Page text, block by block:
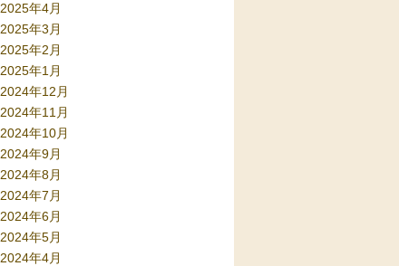
2025年4月
2025年3月
2025年2月
2025年1月
2024年12月
2024年11月
2024年10月
2024年9月
2024年8月
2024年7月
2024年6月
2024年5月
2024年4月